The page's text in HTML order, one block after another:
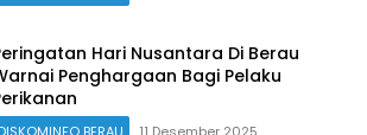
Hari Nusantara Di Berau
Penghargaan Bagi Pelaku
DISKOMINFO BERAU 11 Desember 2025